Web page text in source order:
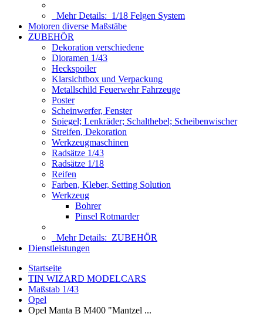
Mehr Details: 1/18 Felgen System
Motoren diverse Maßstäbe
ZUBEHÖR
Dekoration verschiedene
Dioramen 1/43
Heckspoiler
Klarsichtbox und Verpackung
Metallschild Feuerwehr Fahrzeuge
Poster
Scheinwerfer, Fenster
Spiegel; Lenkräder; Schalthebel; Scheibenwischer
Streifen, Dekoration
Werkzeugmaschinen
Radsätze 1/43
Radsätze 1/18
Reifen
Farben, Kleber, Setting Solution
Werkzeug
Bohrer
Pinsel Rotmarder
Mehr Details: ZUBEHÖR
Dienstleistungen
Startseite
TIN WIZARD MODELCARS
Maßstab 1/43
Opel
Opel Manta B M400 "Mantzel ...